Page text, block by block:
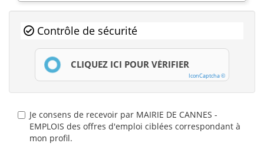
Contrôle de sécurité
IconCaptcha ©
CLIQUEZ ICI POUR VÉRIFIER
Je consens de recevoir par MAIRIE DE CANNES -
EMPLOIS des offres d'emploi ciblées correspondant à
mon profil.